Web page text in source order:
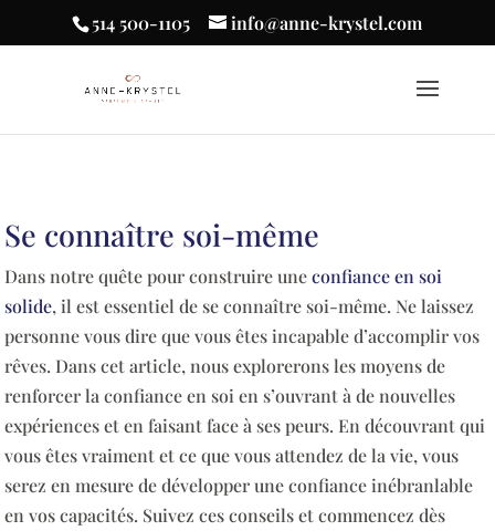
514 500-1105 info@anne-krystel.com
Se connaître soi-même
Dans notre quête pour construire uneconfiance en soi
solide, il est essentiel de se connaître soi-même. Ne laissez
personne vous dire que vous êtes incapable d’accomplir vos
rêves. Dans cet article, nous explorerons les moyens de
renforcer la confiance en soi en s’ouvrant à de nouvelles
expériences et en faisant face à ses peurs. En découvrant qui
vous êtes vraiment et ce que vous attendez de la vie, vous
serez en mesure de développer une confiance inébranlable
en vos capacités. Suivez ces conseils et commencez dès